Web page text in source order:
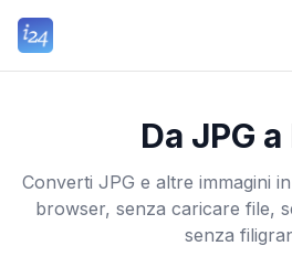
Da JPG a
Converti JPG e altre immagini
browser, senza caricare file,
senza